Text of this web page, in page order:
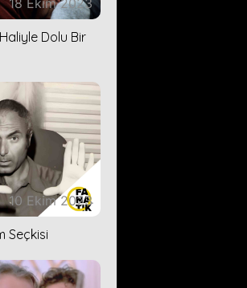
18 Ekim 2023
Dolu Bir
10 Ekim 2023
Seçkisi